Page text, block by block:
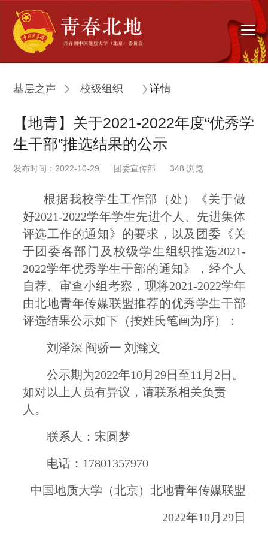
基层之声 校级组织 详情
【地青】关于2021-2022年度“优秀学
生干部”推选结果的公示
发布时间：2022-10-29 团委宣传部 348 浏览
根据我校学生工作部（处）《关于做
好2021-2022学年学生先进个人、先进集体
评选工作的通知》的要求，以及团委《关
于团委各部门及校级学生组织推选2021-
2022学年优秀学生干部的通知》，经个人
自荐、审查小组考察，现将2021-2022学年
由北地青年传媒联盟推荐的优秀学生干部
评选结果公示如下（按姓氏笔画为序） ：
刘泽深 阎骄一 刘瀚文
公示期为2022年10月29日至11月2日。
如对以上人员有异议，请联系相关负责
人。
联系人：宋圆梦
电话：17801357970
中国地质大学（北京）北地青年传媒联盟
2022年10月29日